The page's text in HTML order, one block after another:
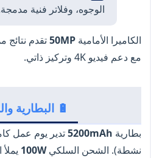
الوجوه، وفلاتر فنية
الكاميرا الأمامية 50MP
مع دعم فيديو 4K وتركيز ذاتي.
🔋 البطارية
بطارية 5200mAh
نشطة). الشحن السلكي100W